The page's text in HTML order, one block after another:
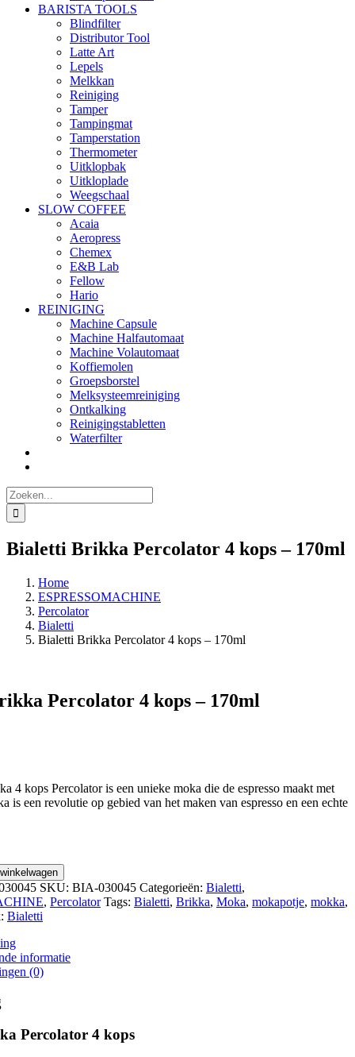
BARISTA TOOLS
Blindfilter
Distributor Tool
Latte Art
Lepels
Melkkan
Reiniging
Tamper
Tampingmat
Tamperstation
Thermometer
Uitklopbak
Uitkloplade
Weegschaal
SLOW COFFEE
Acaia
Aeropress
Chemex
E&B Lab
Fellow
Hario
REINIGING
Machine Capsule
Machine Halfautomaat
Machine Volautomaat
Koffiemolen
Groepsborstel
Melksysteemreiniging
Ontkalking
Reinigingstabletten
Waterfilter
Zoeken
naar:
Bialetti Brikka Percolator 4 kops – 170ml
Home
ESPRESSOMACHINE
Percolator
Bialetti
Bialetti Brikka Percolator 4 kops – 170ml
Percolator 4 kops – 170ml
4 kops Percolator is een unieke moka die de espresso maakt met
is een revolutie op gebied van het maken van espresso en een echte
SKU: BIA-030045 Categorieën: Bialetti,
, Percolator Tags: Bialetti, Brikka, Moka, mokapotje, mokka,
Bialetti
informatie
(0)
Percolator 4 kops